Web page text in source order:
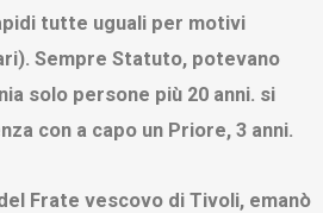
tutte uguali per motivi
Sempre Statuto, potevano
solo persone più 20 anni. si
con a capo un Priore, 3 anni.
Frate vescovo di Tivoli, emanò